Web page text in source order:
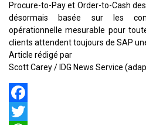
Procure-to-Pay et Order-to-Cash
désormais basée sur les
opérationnelle mesurable pour
clients attendent toujours de SAP
Article rédigé par
Scott Carey / IDG News Service
Facebook